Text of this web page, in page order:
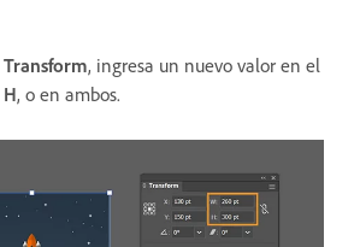
Transform, ingresa un nuevo valor en el
H, o en ambos.